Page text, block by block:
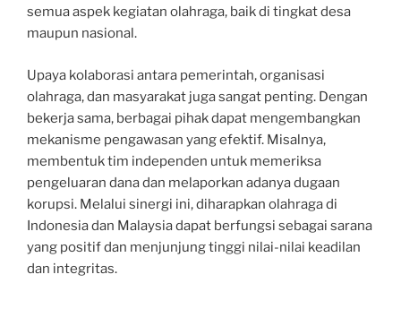
semua aspek kegiatan olahraga, baik di tingkat desa
maupun nasional.
Upaya kolaborasi antara pemerintah, organisasi
olahraga, dan masyarakat juga sangat penting. Dengan
bekerja sama, berbagai pihak dapat mengembangkan
mekanisme pengawasan yang efektif. Misalnya,
membentuk tim independen untuk memeriksa
pengeluaran dana dan melaporkan adanya dugaan
korupsi. Melalui sinergi ini, diharapkan olahraga di
Indonesia dan Malaysia dapat berfungsi sebagai sarana
yang positif dan menjunjung tinggi nilai-nilai keadilan
dan integritas.